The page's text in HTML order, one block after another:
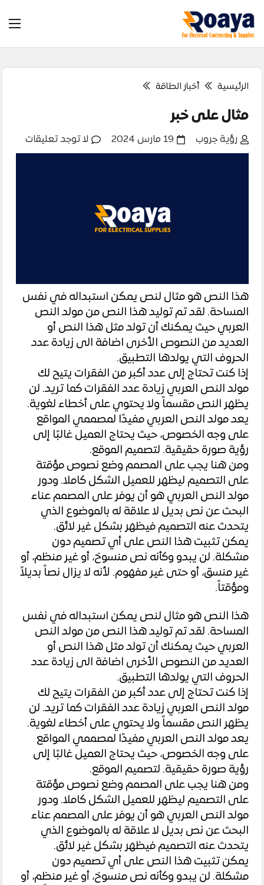
الرئيسية أخبار الطاقة
مثال على خبر
رؤية جروب 19 مارس 2024 لا توجد تعليقات
هذا النص هو مثال لنص يمكن استبداله في نفس
المساحة. لقد تم توليد هذا النص من مولد النص
العربي حيث يمكنك أن تولد مثل هذا النص أو
العديد من النصوص الأخرى اضافة الى زيادة عدد
الحروف التي يولدها التطبيق.
إذا كنت تحتاج إلى عدد أكبر من الفقرات يتيح لك
مولد النص العربي زيادة عدد الفقرات كما تريد. لن
يظهر النص مقسماً ولا يحتوي على أخطاء لغوية.
يعد مولد النص العربي مفيدًا لمصممي المواقع
على وجه الخصوص، حيث يحتاج العميل غالبًا إلى
رؤية صورة حقيقية. لتصميم الموقع.
ومن هنا يجب على المصمم وضع نصوص مؤقتة
على التصميم ليظهر للعميل الشكل كاملا. ودور
مولد النص العربي هو أن يوفر على المصمم عناء
البحث عن نص بديل لا علاقة له بالموضوع الذي
يتحدث عنه التصميم فيظهر بشكل غير لائق.
يمكن تثبيت هذا النص على أي تصميم دون
مشكلة. لن يبدو وكأنه نص منسوخ، أو غير منظم، أو
غير منسق، أو حتى غير مفهوم. لأنه لا يزال نصاً بديلاً
ومؤقتاً.
هذا النص هو مثال لنص يمكن استبداله في نفس
المساحة. لقد تم توليد هذا النص من مولد النص
العربي حيث يمكنك أن تولد مثل هذا النص أو
العديد من النصوص الأخرى اضافة الى زيادة عدد
الحروف التي يولدها التطبيق.
إذا كنت تحتاج إلى عدد أكبر من الفقرات يتيح لك
مولد النص العربي زيادة عدد الفقرات كما تريد. لن
يظهر النص مقسماً ولا يحتوي على أخطاء لغوية.
يعد مولد النص العربي مفيدًا لمصممي المواقع
على وجه الخصوص، حيث يحتاج العميل غالبًا إلى
رؤية صورة حقيقية. لتصميم الموقع.
ومن هنا يجب على المصمم وضع نصوص مؤقتة
على التصميم ليظهر للعميل الشكل كاملا. ودور
مولد النص العربي هو أن يوفر على المصمم عناء
البحث عن نص بديل لا علاقة له بالموضوع الذي
يتحدث عنه التصميم فيظهر بشكل غير لائق.
يمكن تثبيت هذا النص على أي تصميم دون
مشكلة. لن يبدو وكأنه نص منسوخ، أو غير منظم، أو